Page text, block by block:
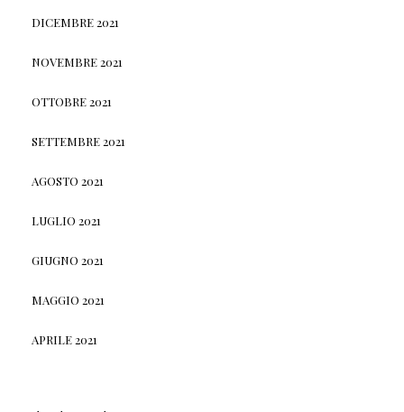
DICEMBRE 2021
NOVEMBRE 2021
OTTOBRE 2021
SETTEMBRE 2021
AGOSTO 2021
LUGLIO 2021
GIUGNO 2021
MAGGIO 2021
APRILE 2021